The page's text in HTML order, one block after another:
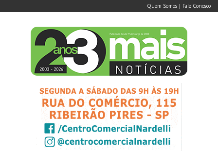
Quem Somos | Fale Conosco